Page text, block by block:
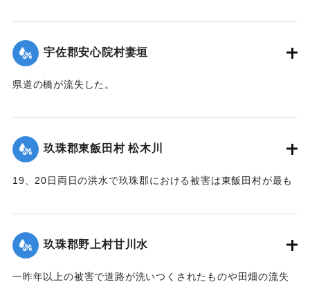
動車の運転手、10数名が必死になって復旧に務めたので19日
は人馬の通行も安全となったが、目下泥濘約5寸くらいの深さ
で極めて通行困難である。
【出典：大分新聞 大正12年6月22日 朝刊4面】
宇佐郡安心院村妻垣
県道の橋が流失した。
｜固有コード:00275046
玖珠郡東飯田村 松木川
19、20日両日の洪水で玖珠郡における被害は東飯田村が最も
され、川沿いの田地は洗い流されて荒涼を極めている。特に
松木川に架かる橋梁6ヶ所が流失したが、幸いに人畜の死傷は
なかった。この地方はおととしの洪水に大被害を被り、よう
兢々としている。
玖珠郡野上村甘川水
一昨年以上の被害で道路が洗いつくされたものや田畑の流失